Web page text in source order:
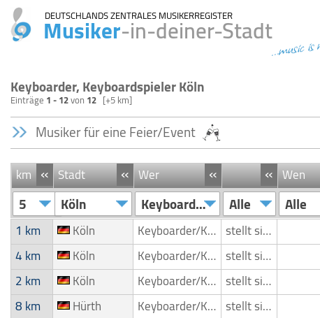
DEUTSCHLANDS ZENTRALES MUSIKERREGISTER
Musiker-in-deiner-Stadt...music
Keyboarder, Keyboardspieler Köln
Einträge 1 - 12von 12[+5 km]
Musiker für eine Feier/Event
km « Stadt « Wer « « Wen
5 Köln Keyboarder/Keyboardspieler Alle Alle
1 km Köln Keyboarder/Keyboardspieler stellt sich vor
4 km Köln Keyboarder/Keyboardspieler stellt sich vor
2 km Köln Keyboarder/Keyboardspieler stellt sich vor
8 km Hürth Keyboarder/Keyboardspieler stellt sich vor